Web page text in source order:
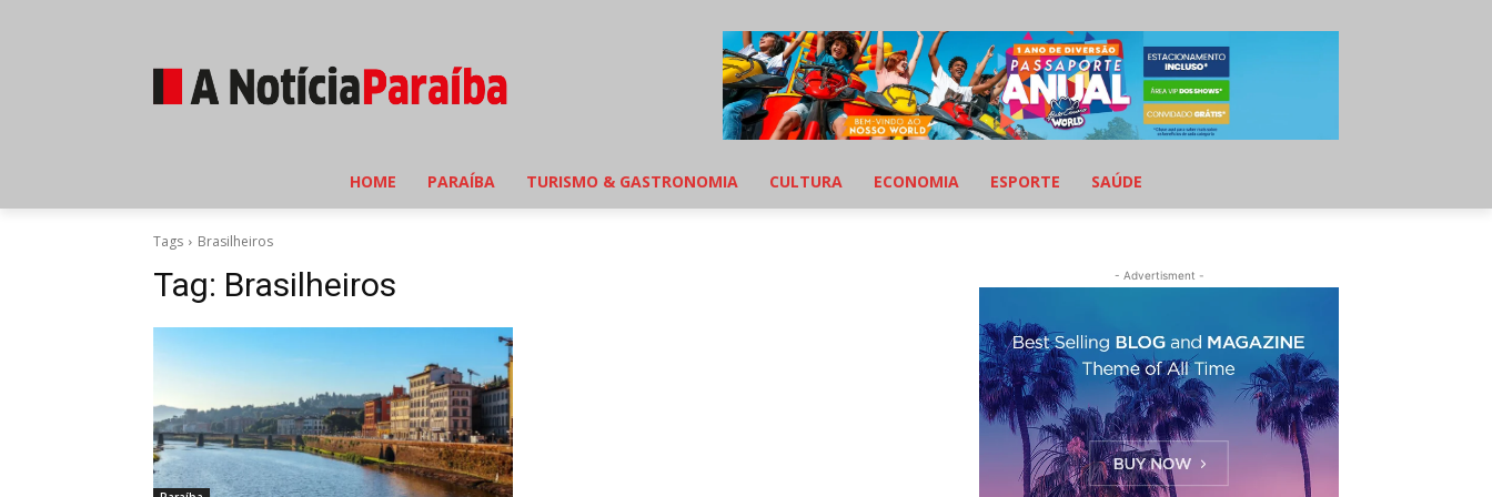
HOME PARAÍBA TURISMO & GASTRONOMIA CULTURA ECONOMIA ESPORTE SAÚDE
Tags Brasilheiros
Tag: Brasilheiros - Advertisment -